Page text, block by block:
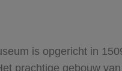
is opgericht in
prachtige gebouw